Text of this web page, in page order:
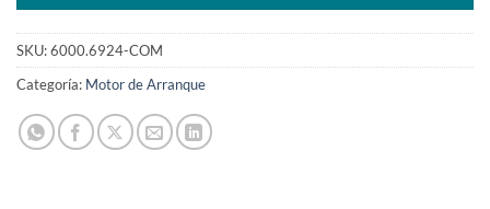
SKU:6000.6924-COM
Categoría: Motor de Arranque